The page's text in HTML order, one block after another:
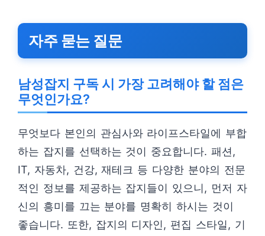
자주 묻는 질문
남성잡지 구독 시 가장 고려해야 할 점은
무엇인가요?
무엇보다 본인의 관심사와 라이프스타일에 부합
하는 잡지를 선택하는 것이 중요합니다. 패션,
IT, 자동차, 건강, 재테크 등 다양한 분야의 전문
적인 정보를 제공하는 잡지들이 있으니, 먼저 자
신의 흥미를 끄는 분야를 명확히 하시는 것이
좋습니다. 또한, 잡지의 디자인, 편집 스타일, 기